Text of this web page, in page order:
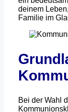
deinem
Familie im
Bei der Wahl